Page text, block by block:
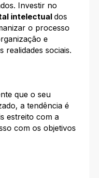
Investir no
intelectualdos
o processo
e
realidades sociais.
que o seu
a tendência é
estreito com a
com os objetivos